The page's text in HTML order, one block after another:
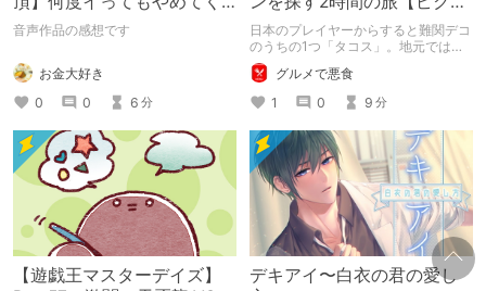
れない嫉妬彼氏に激責めさ
音声作品の感想です
お金大好き
0
0 6 分
ンブルーム / Pikmin
Bloom】
日本のプレイヤーからすると難関デコ
のうちの1つ「タコス」。地元では見
つけられなかった男が広島で探す旅を
お送りします。ねくすと5月のテーマ
「お出かけの記録」。
グルメで悪食
1
0 9 分
【遊戯王マスターデイズ】
デキアイ〜白衣の君の愛し